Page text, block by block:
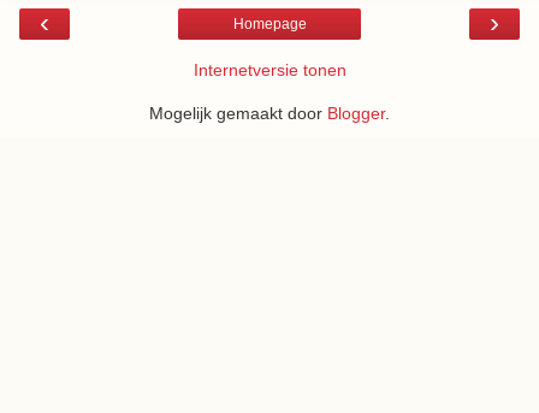
‹ ›
Homepage
Internetversie tonen
Mogelijk gemaakt door Blogger.